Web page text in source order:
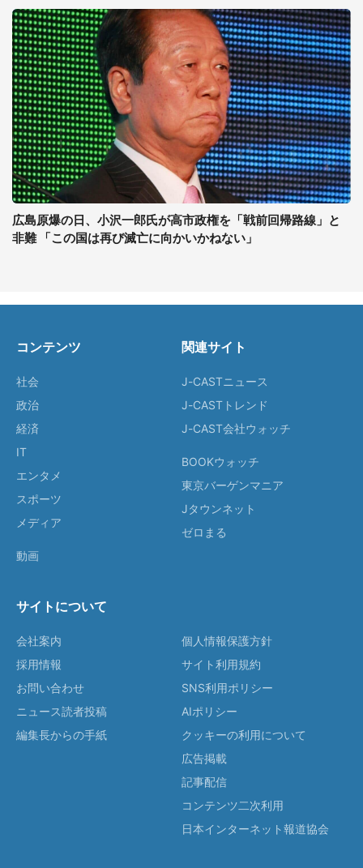
広島原爆の日、小沢一郎氏が高市政権を「戦前回帰路線」と
非難 「この国は再び滅亡に向かいかねない」
コンテンツ
社会
政治
経済
IT
エンタメ
スポーツ
メディア
動画
関連サイト
J-CASTニュース
J-CASTトレンド
J-CAST会社ウォッチ
BOOKウォッチ
東京バーゲンマニア
Jタウンネット
ゼロまる
サイトについて
会社案内
採用情報
お問い合わせ
ニュース読者投稿
編集長からの手紙
個人情報保護方針
サイト利用規約
SNS利用ポリシー
AIポリシー
クッキーの利用について
広告掲載
記事配信
コンテンツ二次利用
日本インターネット報道協会